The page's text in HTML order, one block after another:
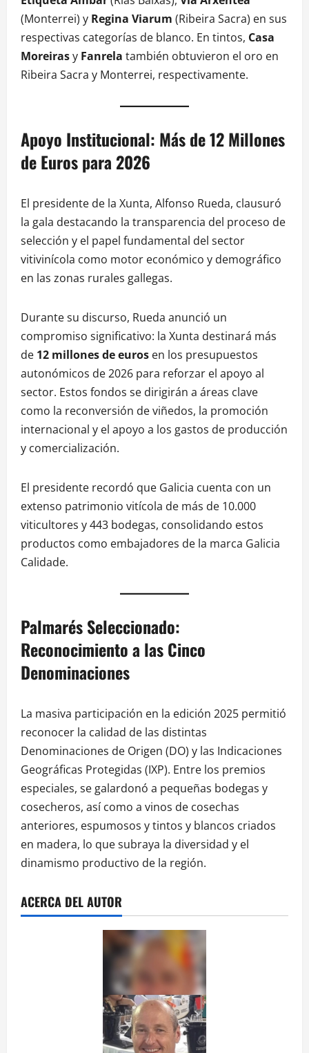
(Monterrei) y Regina Viarum (Ribeira Sacra) en sus
respectivas categorías de blanco. En tintos, Casa
Moreirasy Fanrela también obtuvieron el oro en
Ribeira Sacra y Monterrei, respectivamente.
Apoyo Institucional: Más de 12 Millones
de Euros para 2026
El presidente de la Xunta, Alfonso Rueda, clausuró
la gala destacando la transparencia del proceso de
selección y el papel fundamental del sector
vitivinícola como motor económico y demográfico
en las zonas rurales gallegas.
Durante su discurso, Rueda anunció un
compromiso significativo: la Xunta destinará más
de 12 millones de euros en los presupuestos
autonómicos de 2026 para reforzar el apoyo al
sector. Estos fondos se dirigirán a áreas clave
como la reconversión de viñedos, la promoción
internacional y el apoyo a los gastos de producción
y comercialización.
El presidente recordó que Galicia cuenta con un
extenso patrimonio vitícola de más de 10.000
viticultores y 443 bodegas, consolidando estos
productos como embajadores de la marca Galicia
Calidade.
Palmarés Seleccionado:
Reconocimiento a las Cinco
Denominaciones
La masiva participación en la edición 2025 permitió
reconocer la calidad de las distintas
Denominaciones de Origen (DO) y las Indicaciones
Geográficas Protegidas (IXP). Entre los premios
especiales, se galardonó a pequeñas bodegas y
cosecheros, así como a vinos de cosechas
anteriores, espumosos y tintos y blancos criados
en madera, lo que subraya la diversidad y el
dinamismo productivo de la región.
ACERCA DEL AUTOR